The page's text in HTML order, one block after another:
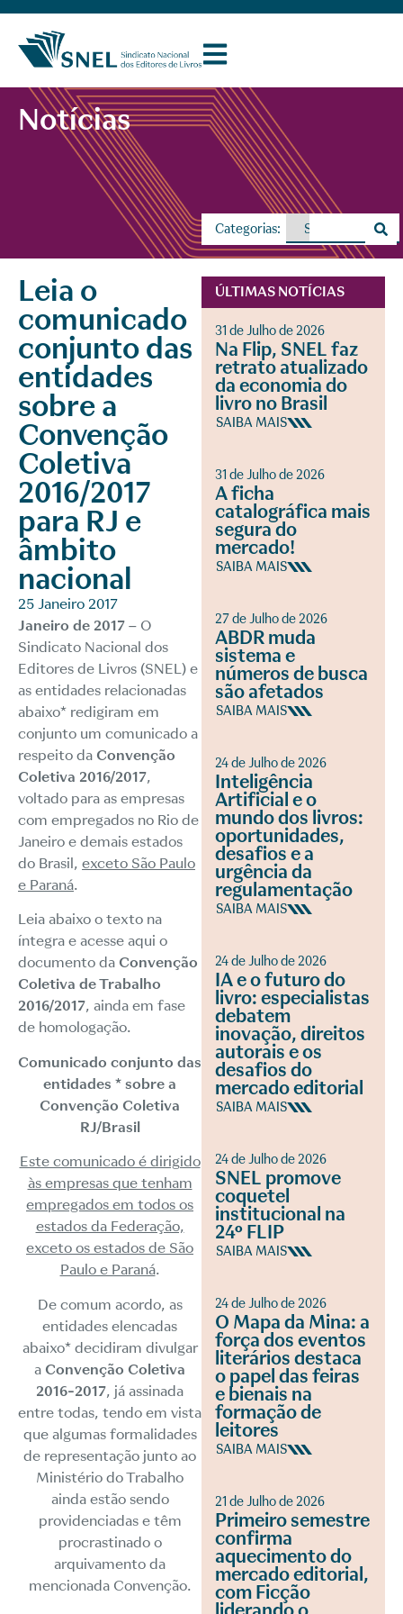
Notícias
Categorias:
Leia o
comunicado
conjunto das
entidades
sobre a
Convenção
Coletiva
2016/2017
para RJ e
âmbito
nacional
25 Janeiro 2017
Janeiro de 2017 – O
Sindicato Nacional dos
Editores de Livros (SNEL) e
as entidades relacionadas
abaixo* redigiram em
conjunto um comunicado a
respeito da Convenção
Coletiva 2016/2017,
voltado para as empresas
com empregados no Rio de
Janeiro e demais estados
do Brasil, exceto São Paulo
e Paraná.
Leia abaixo o texto na
íntegra e acesse aqui o
documento da Convenção
Coletiva de Trabalho
2016/2017, ainda em fase
de homologação.
Comunicado conjunto das
entidades * sobre a
Convenção Coletiva
RJ/Brasil
Este comunicado é dirigido
às empresas que tenham
empregados em todos os
estados da Federação,
exceto os estados de São
Paulo e Paraná.
De comum acordo, as
entidades elencadas
abaixo* decidiram divulgar
a Convenção Coletiva
2016-2017, já assinada
entre todas, tendo em vista
que algumas formalidades
de representação junto ao
Ministério do Trabalho
ainda estão sendo
providenciadas e têm
procrastinado o
arquivamento da
mencionada Convenção.
ÚLTIMAS NOTÍCIAS
31 de Julho de 2026
Na Flip, SNEL faz
retrato atualizado
da economia do
livro no Brasil
SAIBA MAIS
31 de Julho de 2026
A ficha
catalográfica mais
segura do
mercado!
SAIBA MAIS
27 de Julho de 2026
ABDR muda
sistema e
números de busca
são afetados
SAIBA MAIS
24 de Julho de 2026
Inteligência
Artificial e o
mundo dos livros:
oportunidades,
desafios e a
urgência da
regulamentação
SAIBA MAIS
24 de Julho de 2026
IA e o futuro do
livro: especialistas
debatem
inovação, direitos
autorais e os
desafios do
mercado editorial
SAIBA MAIS
24 de Julho de 2026
SNEL promove
coquetel
institucional na
24º FLIP
SAIBA MAIS
24 de Julho de 2026
O Mapa da Mina: a
força dos eventos
literários destaca
o papel das feiras
e bienais na
formação de
leitores
SAIBA MAIS
21 de Julho de 2026
Primeiro semestre
confirma
aquecimento do
mercado editorial,
com Ficção